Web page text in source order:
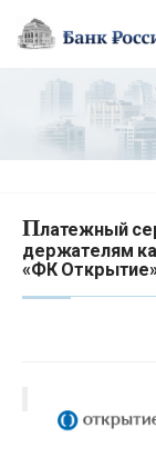
Платежный
держателям
«ФК